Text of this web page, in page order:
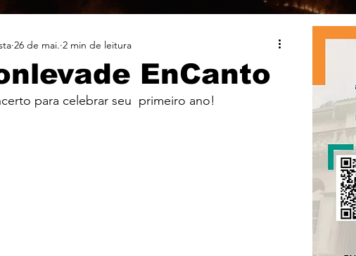
EnCanto
26 de mai. 2 min de leitura
para celebrar seu  primeiro ano!